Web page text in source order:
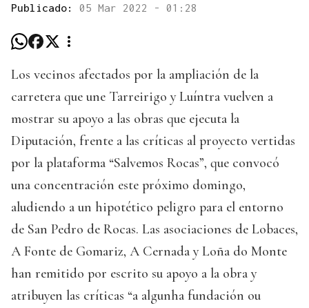
Publicado: 05 Mar 2022 - 01:28
Los vecinos afectados por la ampliación de la
carretera que une Tarreirigo y Luíntra vuelven a
mostrar su apoyo a las obras que ejecuta la
Diputación, frente a las críticas al proyecto vertidas
por la plataforma “Salvemos Rocas”, que convocó
una concentración este próximo domingo,
aludiendo a un hipotético peligro para el entorno
de San Pedro de Rocas. Las asociaciones de Lobaces,
A Fonte de Gomariz, A Cernada y Loña do Monte
han remitido por escrito su apoyo a la obra y
atribuyen las críticas “a algunha fundación ou